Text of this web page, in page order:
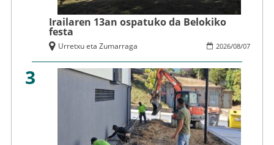
Irailaren 13an ospatuko da Belokiko
festa
2026/08/07
Urretxu eta Zumarraga
3